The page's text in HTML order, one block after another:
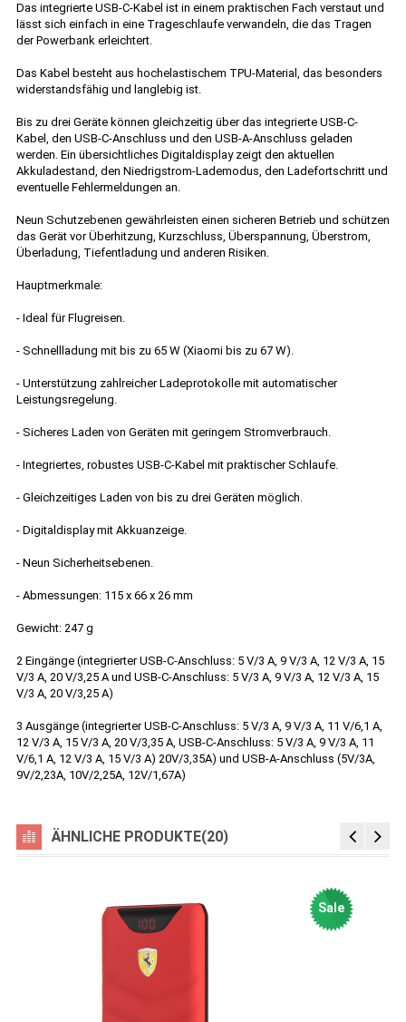
Das integrierte USB-C-Kabel ist in einem praktischen Fach verstaut und
lässt sich einfach in eine Trageschlaufe verwandeln, die das Tragen
der Powerbank erleichtert.
Das Kabel besteht aus hochelastischem TPU-Material, das besonders
widerstandsfähig und langlebig ist.
Bis zu drei Geräte können gleichzeitig über das integrierte USB-C-
Kabel, den USB-C-Anschluss und den USB-A-Anschluss geladen
werden. Ein übersichtliches Digitaldisplay zeigt den aktuellen
Akkuladestand, den Niedrigstrom-Lademodus, den Ladefortschritt und
eventuelle Fehlermeldungen an.
Neun Schutzebenen gewährleisten einen sicheren Betrieb und schützen
das Gerät vor Überhitzung, Kurzschluss, Überspannung, Überstrom,
Überladung, Tiefentladung und anderen Risiken.
Hauptmerkmale:
- Ideal für Flugreisen.
- Schnellladung mit bis zu 65 W (Xiaomi bis zu 67 W).
- Unterstützung zahlreicher Ladeprotokolle mit automatischer
Leistungsregelung.
- Sicheres Laden von Geräten mit geringem Stromverbrauch.
- Integriertes, robustes USB-C-Kabel mit praktischer Schlaufe.
- Gleichzeitiges Laden von bis zu drei Geräten möglich.
- Digitaldisplay mit Akkuanzeige.
- Neun Sicherheitsebenen.
- Abmessungen: 115 x 66 x 26 mm
Gewicht: 247 g
2 Eingänge (integrierter USB-C-Anschluss: 5 V/3 A, 9 V/3 A, 12 V/3 A, 15
V/3 A, 20 V/3,25 A und USB-C-Anschluss: 5 V/3 A, 9 V/3 A, 12 V/3 A, 15
V/3 A, 20 V/3,25 A)
3 Ausgänge (integrierter USB-C-Anschluss: 5 V/3 A, 9 V/3 A, 11 V/6,1 A,
12 V/3 A, 15 V/3 A, 20 V/3,35 A, USB-C-Anschluss: 5 V/3 A, 9 V/3 A, 11
V/6,1 A, 12 V/3 A, 15 V/3 A) 20V/3,35A) und USB-A-Anschluss (5V/3A,
9V/2,23A, 10V/2,25A, 12V/1,67A)
ÄHNLICHE PRODUKTE(20)
Sale